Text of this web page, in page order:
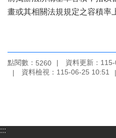
空
年
文
化
政
畫或其相關法規規定之容積率
點閱數： 5260
資料更新：
資料檢視：115-06-25 10:51
:::